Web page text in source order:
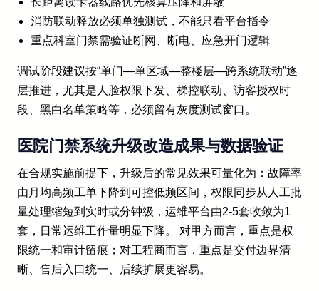
消防联动释放必须单独测试，不能只看平台指令
重点科室门禁需验证断网、断电、应急开门逻辑
调试阶段建议按“单门—单区域—整楼层—跨系统联动”逐
层推进，尤其是人脸权限下发、梯控联动、访客授权时
段、黑白名单策略等，必须留有灰度测试窗口。
医院门禁系统升级改造成果与数据验证
在合规实施前提下，升级后的常见效果可量化为：故障率
由月均高频工单下降到可控低频区间，权限同步从人工批
量处理缩短到实时或分钟级，运维平台由2-5套收敛为1
套，日常运维工作量明显下降。 对甲方而言，重点是权
限统一和审计留痕；对工程商而言，重点是交付边界清
晰、售后入口统一、后续扩展更容易。